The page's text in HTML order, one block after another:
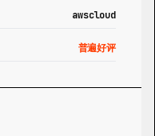
awscloud
普遍好评